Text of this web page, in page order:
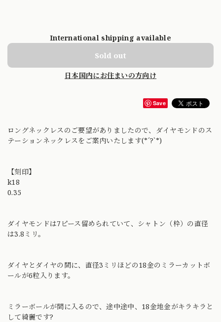
International shipping available
Sold out
日本国内にお住まいの方向け
Save
ロングネックレスのご要望がありましたので、ダイヤモンドのス
テーションネックレスをご案内いたします(*´?`*)
【刻印】
k18
0.35
ダイヤモンドは7ピース留められていて、シャトン（枠）の直径
は3.8ミリ。
ダイヤとダイヤの間に、直径3ミリほどの18金のミラーカットボ
ールが6粒入ります。
ミラーボールが間に入るので、途中途中、18金地金がキラキラと
して綺麗です?